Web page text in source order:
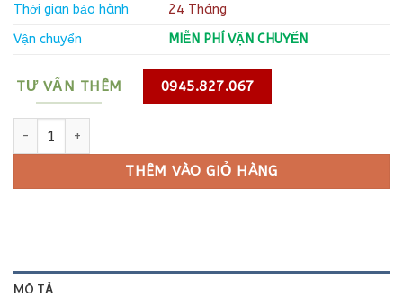
Thời gian bảo hành
24 Tháng
Vận chuyển
MIỄN PHÍ VẬN CHUYỂN
TƯ VẤN THÊM 0945.827.067
Tôn hộ lan số lượng
THÊM VÀO GIỎ HÀNG
MÔ TẢ